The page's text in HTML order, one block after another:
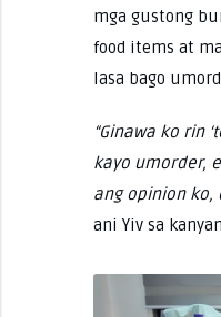
mga gustong
food items at
lasa bago
“Ginawa ko rin
kayo umorder,
ang opinion ko,
ani Yiv sa